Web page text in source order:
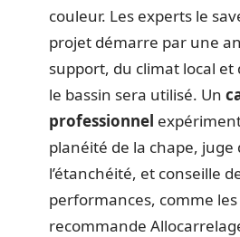
couleur. Les experts le
projet démarre par une
support, du climat local et
le bassin sera utilisé. Un
professionnel
planéité de la chape, juge
l’étanchéité, et conseille
performances, comme les
recommande